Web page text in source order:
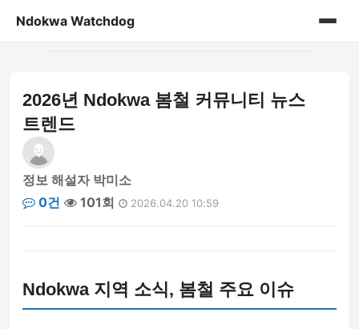
Ndokwa Watchdog
게시판
2026년 Ndokwa 봄철 커뮤니티 뉴스
트렌드
정보 해설자 박미소
0건
101회 2026.04.20 10:59
Ndokwa 지역 소식, 봄철 주요 이슈